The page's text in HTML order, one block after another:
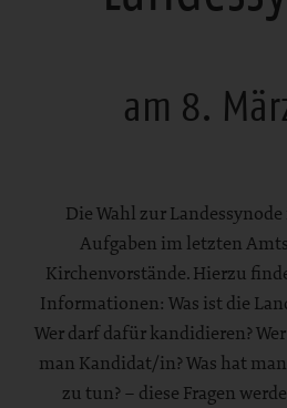
am 8.
Die Wahl zur
Aufgaben im letzten
Kirchenvorstände. Hierzu
Informationen: Was ist die
Wer darf dafür kandidieren?
man Kandidat/in? Was hat
zu tun? – diese Fragen